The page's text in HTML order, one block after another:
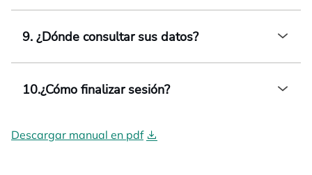
9. ¿Dónde consultar sus datos?
10.¿Cómo finalizar sesión?
Descargar manual en pdf